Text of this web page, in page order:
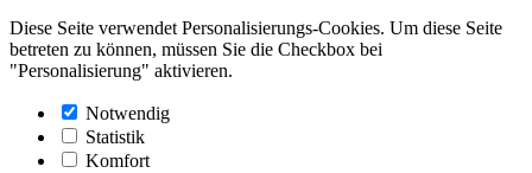
Diese Seite verwendet Personalisierungs-Cookies. Um diese Seite
betreten zu können, müssen Sie die Checkbox bei
"Personalisierung" aktivieren.
Notwendig
Statistik
Komfort